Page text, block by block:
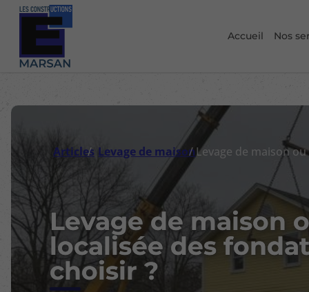
Accueil Nos
Articles Levage de maison
Levage de maison
localisée des
choisir ?